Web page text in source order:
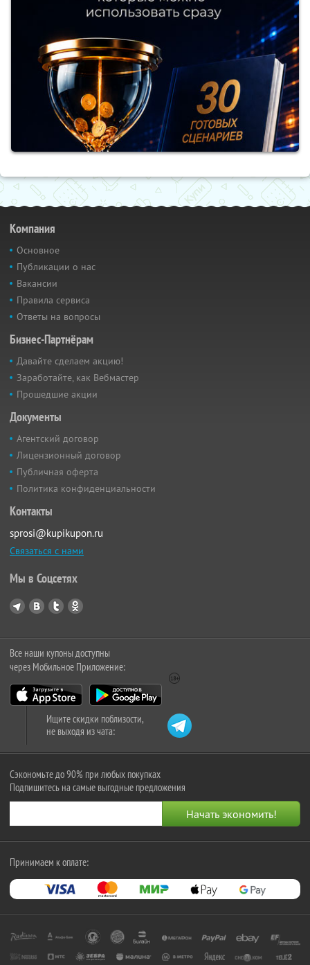
Компания
Основное
Публикации о нас
Вакансии
Правила сервиса
Ответы на вопросы
Бизнес-Партнёрам
Давайте сделаем акцию!
Заработайте, как Вебмастер
Прошедшие акции
Документы
Агентский договор
Лицензионный договор
Публичная оферта
Политика конфиденциальности
Контакты
sprosi@kupikupon.ru
Связаться с нами
Мы в Соцсетях
Все наши купоны доступны
через Мобильное Приложение:
Ищите скидки поблизости,
не выходя из чата:
Сэкономьте до 90% при любых покупках
Подпишитесь на самые выгодные предложения
Принимаем к оплате: